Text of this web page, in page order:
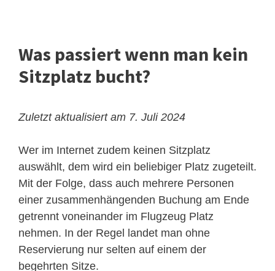
Was passiert wenn man kein
Sitzplatz bucht?
Zuletzt aktualisiert am 7. Juli 2024
Wer im Internet zudem keinen Sitzplatz
auswählt, dem wird ein beliebiger Platz zugeteilt.
Mit der Folge, dass auch mehrere Personen
einer zusammenhängenden Buchung am Ende
getrennt voneinander im Flugzeug Platz
nehmen. In der Regel landet man ohne
Reservierung nur selten auf einem der
begehrten Sitze.